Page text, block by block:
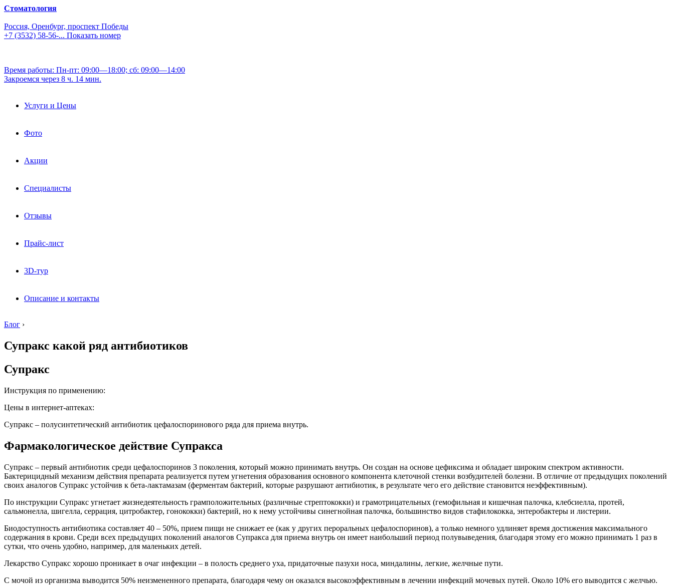
Стоматология
Россия, Оренбург, проспект Победы
+7 (3532) 58-56-... Показать номер
Время работы: Пн-пт: 09:00—18:00; сб: 09:00—14:00
Закроемся через 8 ч. 14 мин.
Услуги и Цены
Фото
Акции
Специалисты
Отзывы
Прайс-лист
3D-тур
Описание и контакты
Блог ›
Супракс какой ряд антибиотиков
Супракс
Инструкция по применению:
Цены в интернет-аптеках:
Супракс – полусинтетический антибиотик цефалоспоринового ряда для приема внутрь.
Фармакологическое действие Супракса
Супракс – первый антибиотик среди цефалоспоринов 3 поколения, который можно принимать внутрь. Он создан на основе цефиксима и обладает широким спектром активности.
Бактерицидный механизм действия препарата реализуется путем угнетения образования основного компонента клеточной стенки возбудителей болезни. В отличие от предыдущих поколений
своих аналогов Супракс устойчив к бета-лактамазам (ферментам бактерий, которые разрушают антибиотик, в результате чего его действие становится неэффективным).
По инструкции Супракс угнетает жизнедеятельность грамположительных (различные стрептококки) и грамотрицательных (гемофильная и кишечная палочка, клебсиелла, протей,
сальмонелла, шигелла, серрация, цитробактер, гонококки) бактерий, но к нему устойчивы синегнойная палочка, большинство видов стафилококка, энтеробактеры и листерии.
Биодоступность антибиотика составляет 40 – 50%, прием пищи не снижает ее (как у других пероральных цефалоспоринов), а только немного удлиняет время достижения максимального
содержания в крови. Среди всех предыдущих поколений аналогов Супракса для приема внутрь он имеет наибольший период полувыведения, благодаря этому его можно принимать 1 раз в
сутки, что очень удобно, например, для маленьких детей.
Лекарство Супракс хорошо проникает в очаг инфекции – в полость среднего уха, придаточные пазухи носа, миндалины, легкие, желчные пути.
С мочой из организма выводится 50% неизмененного препарата, благодаря чему он оказался высокоэффективным в лечении инфекций мочевых путей. Около 10% его выводится с желчью.